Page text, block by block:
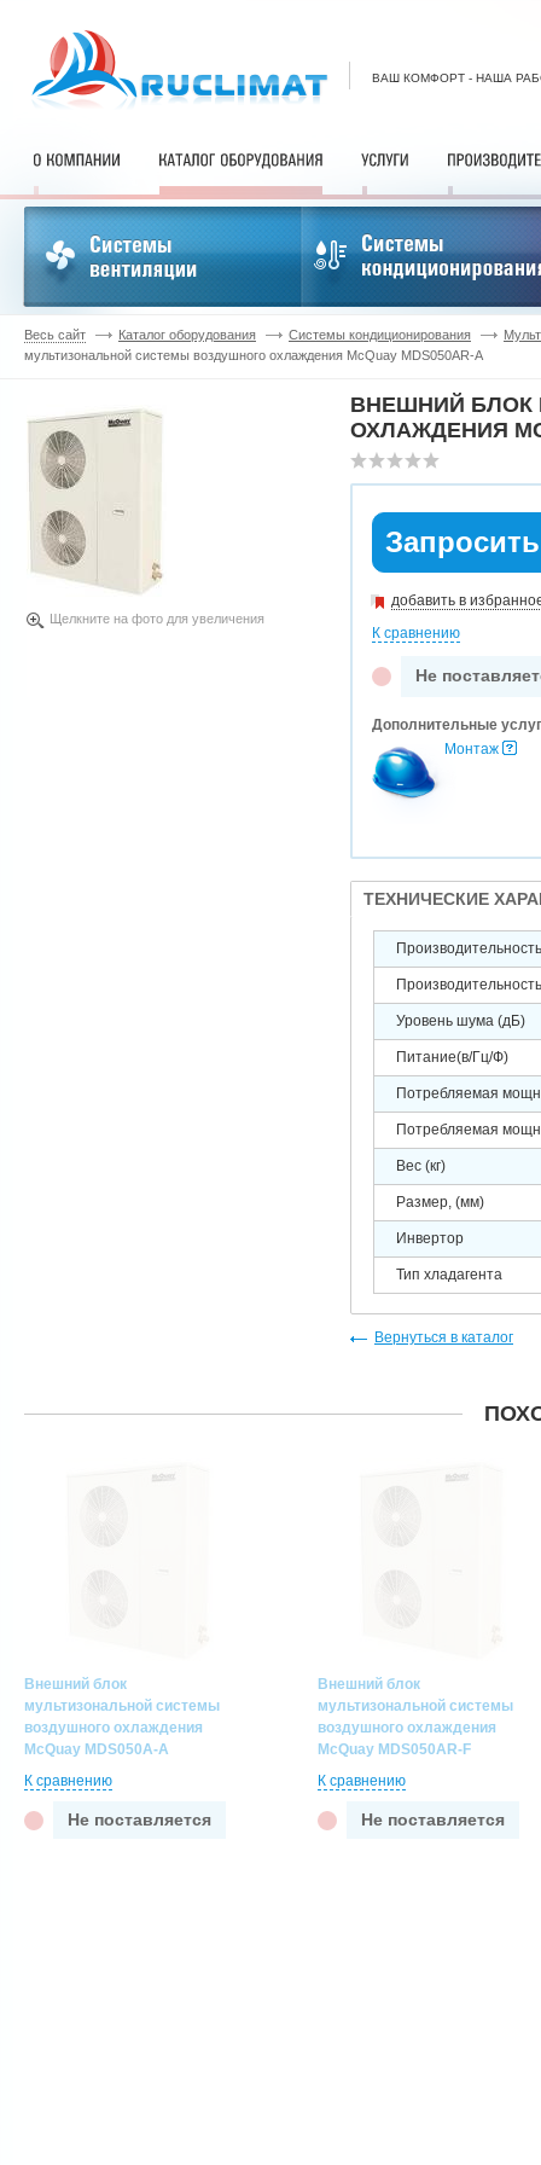
ВАШ КОМФОРТ - НАША
Весь сайт Каталог оборудования Системы кондиционирования
мультизональной системы воздушного охлаждения McQuay MDS050AR-A
Щелкните на фото для увеличения
ВНЕШНИЙ БЛОК
ОХЛАЖДЕНИЯ
добавить в
К сравнению
Не
Дополнительные
Монтаж
ТЕХНИЧЕСКИЕ
Уровень шума (дБ)
Питание(в/Гц/Ф)
Потребляемая
Потребляемая
Вес (кг)
Размер, (мм)
Инвертор
Тип хладагента
Вернуться в каталог
Внешний блок
мультизональной системы
воздушного охлаждения
McQuay MDS050A-A
К сравнению
Не поставляется
Внешний блок
мультизональной системы
воздушного охлаждения
McQuay MDS050AR-F
К сравнению
Не поставляется